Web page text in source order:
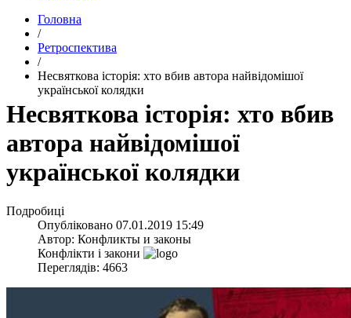
Головна
/
Ретроспектива
/
​Несвяткова історія: хто вбив автора найвідомішої
української колядки
​Несвяткова історія: хто вбив
автора найвідомішої
української колядки
Подробиці
Опубліковано 07.01.2019 15:49
Автор: Конфликты и законы
Конфлікти і закони
Переглядів: 4663